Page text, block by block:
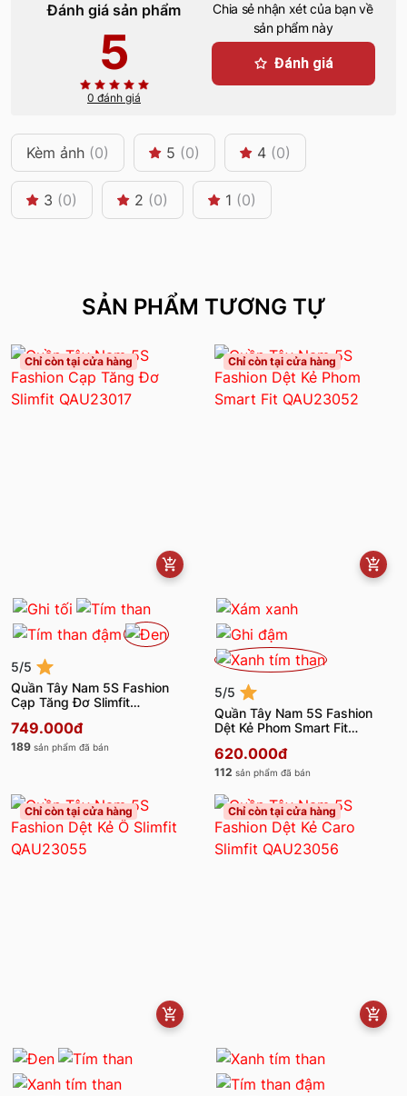
Đánh giá sản phẩm
5
0 đánh giá
Chia sẻ nhận xét của bạn về
sản phẩm này
Đánh giá
Kèm ảnh (0) 5 (0) 4 (0)
3 (0) 2 (0) 1 (0)
SẢN PHẨM TƯƠNG TỰ
Chỉ còn tại cửa hàng
5/5
Quần Tây Nam 5S Fashion
Cạp Tăng Đơ Slimfit
749.000đ
189 sản phẩm đã bán
Chỉ còn tại cửa hàng
5/5
Quần Tây Nam 5S Fashion
Dệt Kẻ Phom Smart Fit
620.000đ
112 sản phẩm đã bán
Chỉ còn tại cửa hàng Chỉ còn tại cửa hàng